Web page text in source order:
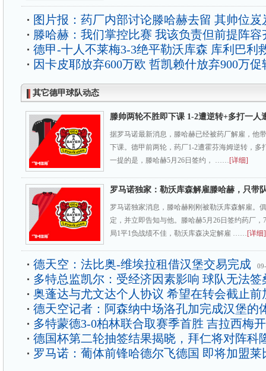
图片报：药厂内部讨论滕哈赫去留 其帅位岌
滕哈赫：我们掌控比赛 我该负责但前提阵容
德甲-十人不莱梅3-3绝平勒沃库森 库利巴利
因卡皮耶放弃600万欧 哲凯赖什放弃900万促
其它德甲球队动态
滕帅两轮不胜即下课 1-2遭逆转+多打一人
据罗马诺最新消息，滕哈赫已经被药厂解雇，他
下课。德甲前两轮，药厂1-2遭霍芬海姆逆转，多
一提的是，滕哈赫5月26日签约， ……[详细]
罗马诺独家：勒沃库森解雇滕哈赫，只带
罗马诺独家消息，滕哈赫刚刚被勒沃库森解雇。
定，并立即告知与他。滕哈赫5月26日签约药厂
局1平1负战绩不佳，勒沃库森决定解雇 ……[详细]
德天空：法比奥-维埃拉租借汉堡交易完成
多特总监凯尔：受经济因素影响 球队无法签
奥蓬达与尤文达个人协议 希望在转会截止前
德天空记者：阿森纳中场洛孔加完成汉堡的
多特蒙德3-0柏林联合取赛季首胜 吉拉西梅
德国杯第二轮抽签结果揭晓，拜仁将对阵科
罗马诺：葡体前锋哈德尔飞德国 即将加盟莱